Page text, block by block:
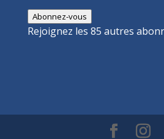
mail
Abonnez-vous
Rejoignez les 85 autres